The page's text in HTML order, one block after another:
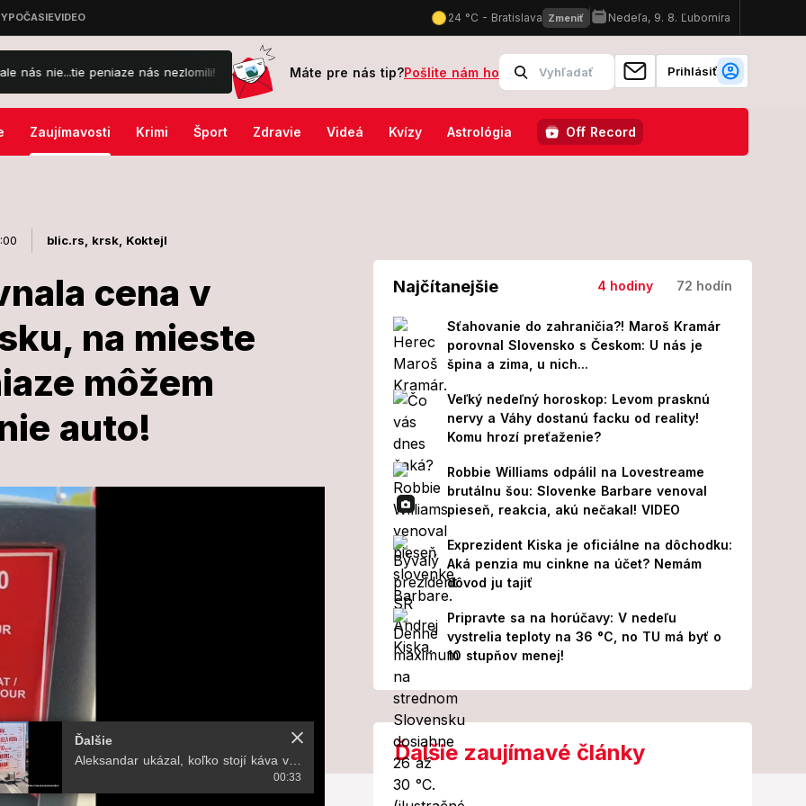
nás nezlomili! Kuriózna nehoda zdrogovaného taxikára: Odrovná vás, do čoho narazil priamo pri vstupe na Lovestream!
Máte pre nás tip?Pošlite nám ho Prihlásiť
Zaujímavosti Krimi Šport Zdravie Videá Kvízy Astrológia Off Record
blic.rs, krsk, Koktejl
cena v
na mieste
môžem
auto!
Ďalšie
00:33
peniaze
jachtu,
Najčítanejšie 4 hodiny 72 hodín
Sťahovanie do zahraničia?! Maroš Kramár
porovnal Slovensko s Českom: U nás je
špina a zima, u nich...
Veľký nedeľný horoskop: Levom prasknú
nervy a Váhy dostanú facku od reality!
Komu hrozí preťaženie?
Robbie Williams odpálil na Lovestreame
brutálnu šou: Slovenke Barbare venoval
pieseň, reakcia, akú nečakal! VIDEO
Exprezident Kiska je oficiálne na dôchodku:
Aká penzia mu cinkne na účet? Nemám
dôvod ju tajiť
Pripravte sa na horúčavy: V nedeľu
vystrelia teploty na 36 °C, no TU má byť o
10 stupňov menej!
Ďalšie zaujímavé články